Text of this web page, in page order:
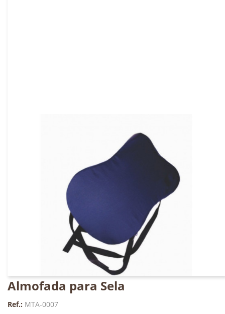
Almofada para Sela
Ref.: MTA-0007